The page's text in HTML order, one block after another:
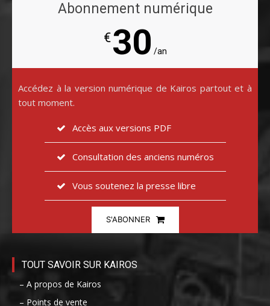
Abonnement numérique
€30 /an
Accédez à la version numérique de Kairos partout et à
tout moment.
Accès aux versions PDF
Consultation des anciens numéros
Vous soutenez la presse libre
S'ABONNER
TOUT SAVOIR SUR KAIROS
– A propos de Kairos
– Points de vente